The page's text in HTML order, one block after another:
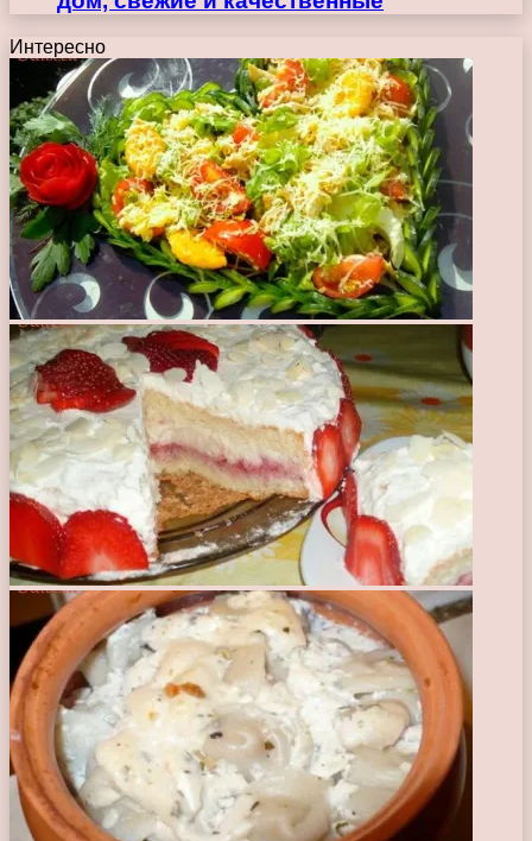
Интересно